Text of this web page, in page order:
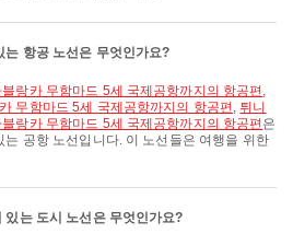
는 항공 노선은 무엇인가요?
블랑카 무함마드 5세 국제공항까지의 항공편 ,
무함마드 5세 국제공항까지의 항공편 ,튀니
랑카 무함마드 5세 국제공항까지의 항공편 은
공항 노선입니다. 이 노선들은 여행을 위한
있는 도시 노선은 무엇인가요?